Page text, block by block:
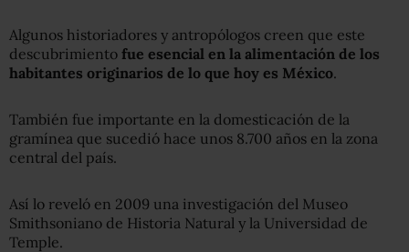
Algunos historiadores y antropólogos creen que este
descubrimiento fue esencial en la alimentación de los
habitantes originarios de lo que hoy es México.
También fue importante en la domesticación de la
gramínea que sucedió hace unos 8.700 años en la zona
central del país.
Así lo reveló en 2009 una investigación del Museo
Smithsoniano de Historia Natural y la Universidad de
Temple.